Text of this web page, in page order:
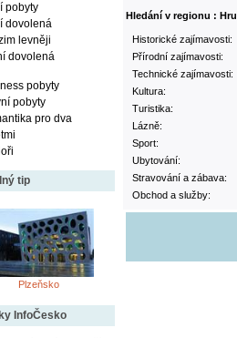
pobyty
dovolená
levněji
dovolená
pobyty
pobyty
pro dva
tip
Plzeňsko
InfoČesko
Hledání v regionu :
Historické zajímavosti:
Přírodní zajímavosti:
Technické zajímavosti:
Kultura:
Turistika:
Lázně:
Sport:
Ubytování:
Stravování a zábava:
Obchod a služby: